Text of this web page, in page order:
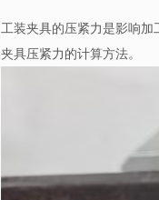
工装夹具的压紧力是影响
夹具压紧力的计算方法。